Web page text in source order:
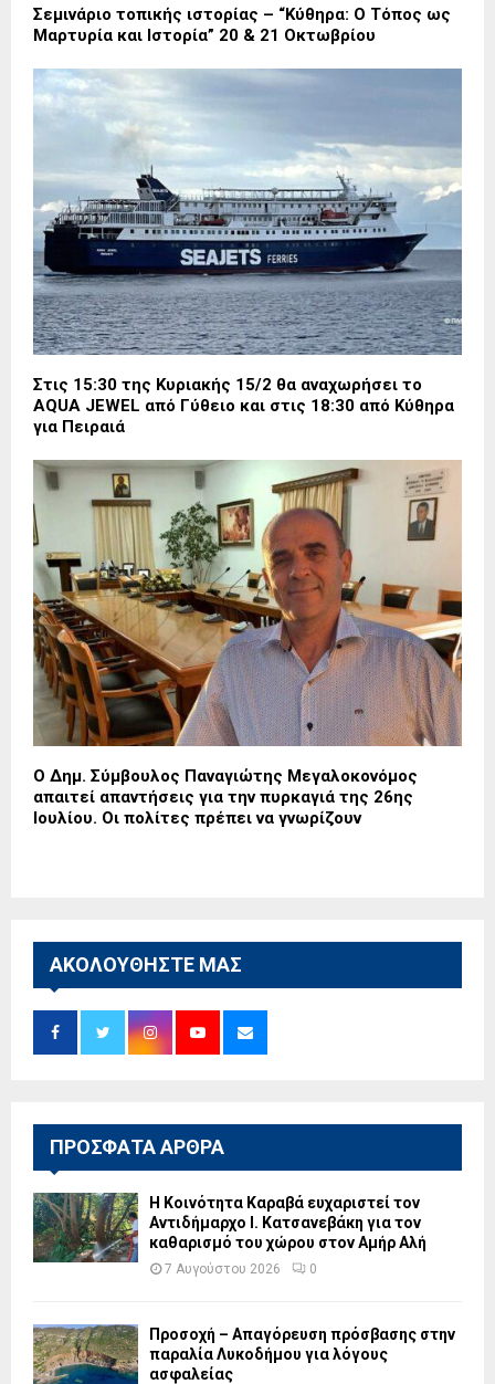
Σεμινάριο τοπικής ιστορίας – “Κύθηρα: Ο Τόπος ως
Μαρτυρία και Ιστορία” 20 & 21 Οκτωβρίου
Στις 15:30 της Κυριακής 15/2 θα αναχωρήσει το
AQUA JEWEL από Γύθειο και στις 18:30 από Κύθηρα
για Πειραιά
Ο Δημ. Σύμβουλος Παναγιώτης Μεγαλοκονόμος
απαιτεί απαντήσεις για την πυρκαγιά της 26ης
Ιουλίου. Οι πολίτες πρέπει να γνωρίζουν
ΑΚΟΛΟΥΘΗΣΤΕ ΜΑΣ
ΠΡΟΣΦΑΤΑ ΑΡΘΡΑ
Η Κοινότητα Καραβά ευχαριστεί τον
Αντιδήμαρχο Ι. Κατσανεβάκη για τον
καθαρισμό του χώρου στον Αμήρ Αλή
7 Αυγούστου 2026 0
Προσοχή – Απαγόρευση πρόσβασης στην
παραλία Λυκοδήμου για λόγους
ασφαλείας